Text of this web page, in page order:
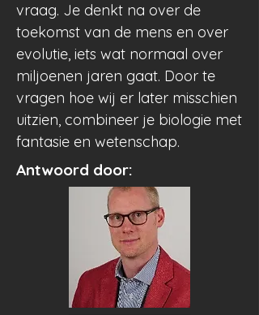
vraag. Je denkt na over de
toekomst van de mens en over
evolutie, iets wat normaal over
miljoenen jaren gaat. Door te
vragen hoe wij er later misschien
uitzien, combineer je biologie met
fantasie en wetenschap.
Antwoord door: